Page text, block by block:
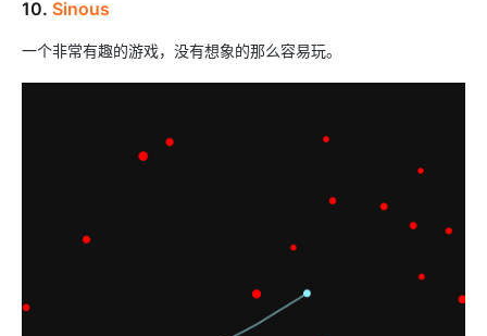
10. Sinous
一个非常有趣的游戏，没有想象的那么容易玩。